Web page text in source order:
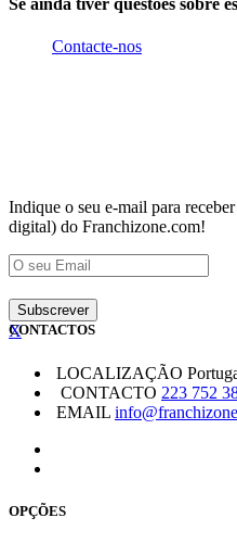
Se ainda tiver questões sobre
Contacte-nos
Indique o seu e-mail para
digital) do Franchizone.com!
X
CONTACTOS
LOCALIZAÇÃO
CONTACTO 223 752
EMAIL
OPÇÕES